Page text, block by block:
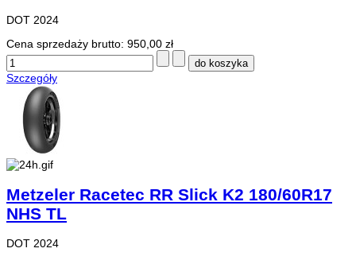
DOT 2024
Cena sprzedaży brutto: 950,00 zł
Szczegóły
Metzeler Racetec RR Slick K2 180/60R17
NHS TL
DOT 2024